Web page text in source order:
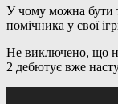
У чому можна бути
помічника у свої
Не виключено, що
2 дебютує вже